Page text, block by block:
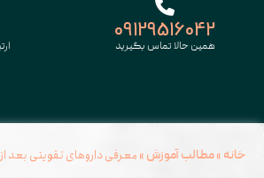
۰۹۱۲۹۵۱۶۰۴۲
همین حالا تماس بگیرید
خانه »مطالب آموزش »معرفی داروهای تقویتی بعد